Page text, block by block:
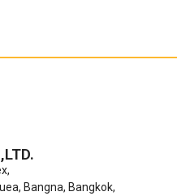
Bangna, Bangkok,